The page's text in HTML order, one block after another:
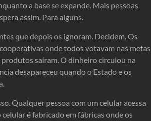
a base se expande. Mais pessoas
assim. Para alguns.
que depois os ignoram. Decidem. Os
onde todos votavam nas metas
saíram. O dinheiro circulou na
desapareceu quando o Estado e os
Qualquer pessoa com um celular acessa
é fabricado em fábricas onde os